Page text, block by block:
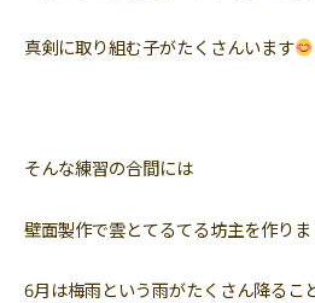
真剣に取り組む子がたくさんいます
そんな練習の合間には
壁面製作で雲とてるてる坊主を作り
6月は梅雨という雨がたくさん降るこ